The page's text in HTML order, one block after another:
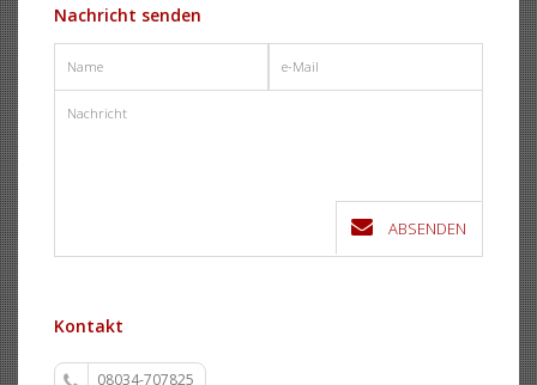
Nachricht senden
ABSENDEN
Kontakt
08034-707825